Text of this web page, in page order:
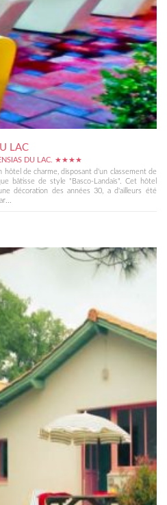
LAC
DU LAC. ★★★★
de charme, disposant d'un classement de
bâtisse de style "Basco-Landais". Cet hôtel
décoration des années 30, a d'ailleurs été